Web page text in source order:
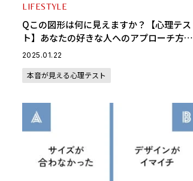
LIFESTYLE
Qこの図形は何に見えますか？【心理テス
ト】あなたの好きな人へのアプローチ方法
がわかる
2025.01.22
本音が見える心理テスト